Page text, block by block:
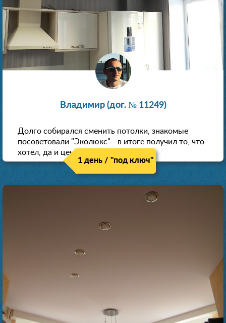
Владимир (дог. № 11249)
Долго собирался сменить потолки, знакомые
посоветовали "Эколюкс" - в итоге получил то, что
хотел, да и цена нормальная.
1 день / "под ключ"